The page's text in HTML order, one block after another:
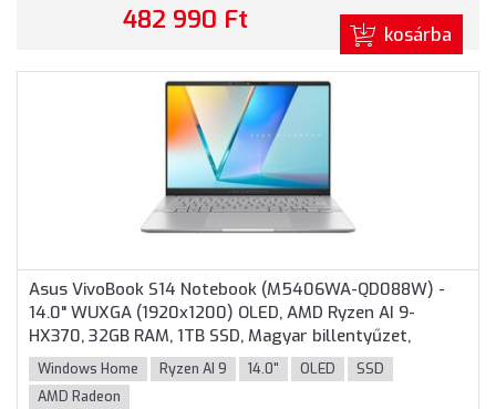
482 990 Ft kosárba
Asus VivoBook S14 Notebook (M5406WA-QD088W) -
14.0" WUXGA (1920x1200) OLED, AMD Ryzen AI 9-
HX370, 32GB RAM, 1TB SSD, Magyar billentyűzet,
Windows 11 Home, 3 év garancia, Ezüst színben
Windows Home Ryzen AI 9 14.0" OLED
SSD
AMD Radeon